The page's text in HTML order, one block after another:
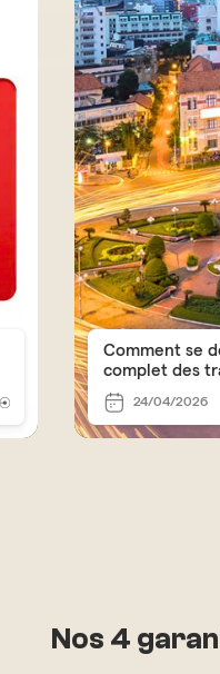
Comment se
complet des
24/04/2026
Nos 4